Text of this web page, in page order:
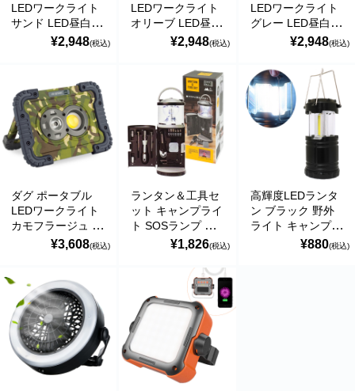
LEDワークライト
サンド LED昼白色
VR-02DWS¥2,948(税込)
LEDワークライト
オリーブ LED昼白
色 VR-02DWO
¥2,948(税込)
LEDワークライト
グレー LED昼白色
VR-02DWG¥2,948(税込)
ダグ ポータブル
LEDワークライト
カモフラージュ 迷
彩柄 LED電球色
¥3,608(税込)
ランタン＆工具セ
ット キャンプライ
ト SOSランプ ア
ウトドア 防災用品
¥1,826(税込)
高輝度LEDランタ
ン ブラック 野外
ライト キャンプ
アウトドア 防災用
¥880(税込)
商品カテゴリー
ペットフード・グッズ
季節商品
動物モチーフグッズ